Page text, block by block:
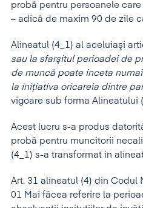
probă pentru persoanele
– adică de maxim 90 de zile
Alineatul (4_1) al aceluiaşi
sau la sfarşitul perioadei de
de muncă poate inceta
la iniţiativa oricareia dintre
vigoare sub forma Alineatului
Acest lucru s-a produs
probă pentru muncitorii
(4_1) s-a transformat in
Art. 31 alineatul (4) din Codul
01 Mai făcea referire la